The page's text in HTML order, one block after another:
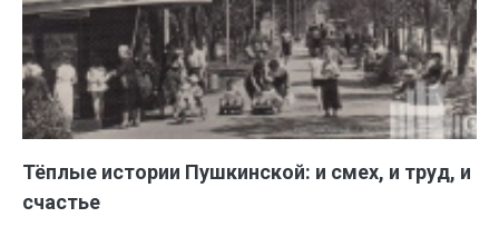
Тёплые истории Пушкинской: и смех, и труд, и
счастье